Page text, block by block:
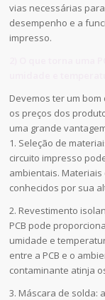
vias necessárias
desempenho e a
impresso.
Devemos ter um
os preços dos
uma grande
1. Seleção de
circuito impresso
ambientais. Materiais
conhecidos por sua
2. Revestimento
PCB pode
umidade e
entre a PCB e o
contaminante atinja
3. Máscara de solda: